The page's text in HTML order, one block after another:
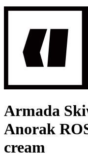
Armada
Anorak
cream